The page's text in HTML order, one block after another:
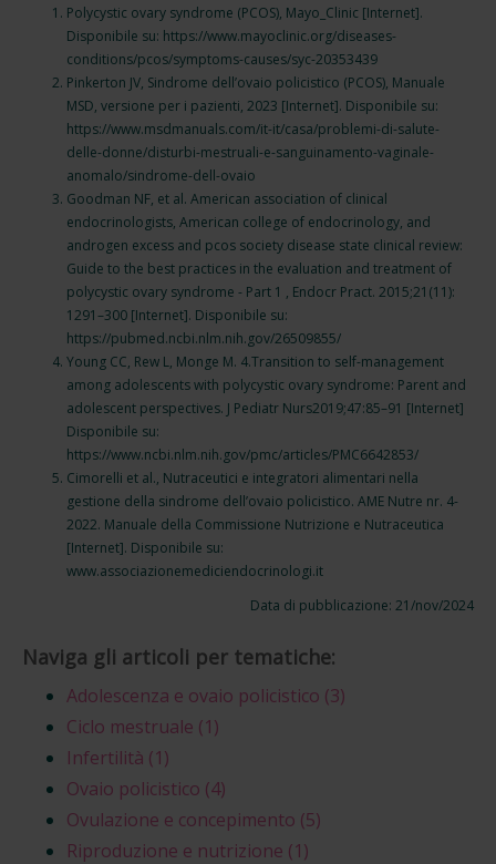
Polycystic ovary syndrome (PCOS), Mayo_Clinic [Internet].
Disponibile su: https://www.mayoclinic.org/diseases-
conditions/pcos/symptoms-causes/syc-20353439
Pinkerton JV, Sindrome dell’ovaio policistico (PCOS), Manuale
MSD, versione per i pazienti, 2023 [Internet]. Disponibile su:
https://www.msdmanuals.com/it-it/casa/problemi-di-salute-
delle-donne/disturbi-mestruali-e-sanguinamento-vaginale-
anomalo/sindrome-dell-ovaio
Goodman NF, et al. American association of clinical
endocrinologists, American college of endocrinology, and
androgen excess and pcos society disease state clinical review:
Guide to the best practices in the evaluation and treatment of
polycystic ovary syndrome - Part 1 , Endocr Pract. 2015;21(11):
1291–300 [Internet]. Disponibile su:
https://pubmed.ncbi.nlm.nih.gov/26509855/
Young CC, Rew L, Monge M. 4.Transition to self-management
among adolescents with polycystic ovary syndrome: Parent and
adolescent perspectives. J Pediatr Nurs2019;47:85–91 [Internet]
Disponibile su:
https://www.ncbi.nlm.nih.gov/pmc/articles/PMC6642853/
Cimorelli et al., Nutraceutici e integratori alimentari nella
gestione della sindrome dell’ovaio policistico. AME Nutre nr. 4-
2022. Manuale della Commissione Nutrizione e Nutraceutica
[Internet]. Disponibile su:
www.associazionemediciendocrinologi.it
Data di pubblicazione: 21/nov/2024
Naviga gli articoli per tematiche:
Adolescenza e ovaio policistico (3)
Ciclo mestruale (1)
Infertilità (1)
Ovaio policistico (4)
Ovulazione e concepimento (5)
Riproduzione e nutrizione (1)